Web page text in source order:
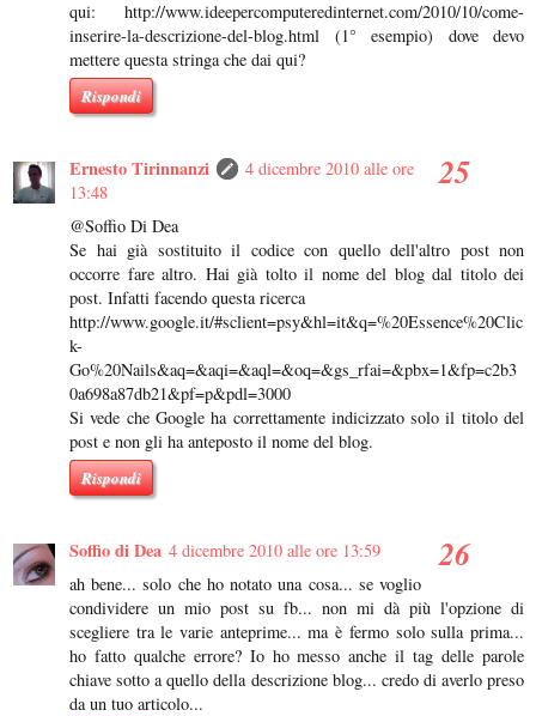
qui: http://www.ideepercomputeredinternet.com/2010/10/come-
inserire-la-descrizione-del-blog.html (1° esempio) dove devo
mettere questa stringa che dai qui?
Rispondi
Ernesto Tirinnanzi
4 dicembre 2010 alle ore
13:48
@Soffio Di Dea
Se hai già sostituito il codice con quello dell'altro post non
occorre fare altro. Hai già tolto il nome del blog dal titolo dei
post. Infatti facendo questa ricerca
http://www.google.it/#sclient=psy&hl=it&q=%20Essence%20Clic
k-
Go%20Nails&aq=&aqi=&aql=&oq=&gs_rfai=&pbx=1&fp=c2b3
0a698a87db21&pf=p&pdl=3000
Si vede che Google ha correttamente indicizzato solo il titolo del
post e non gli ha anteposto il nome del blog.
Rispondi
Soffio di Dea 4 dicembre 2010 alle ore 13:59
ah bene... solo che ho notato una cosa... se voglio
condividere un mio post su fb... non mi dà più l'opzione di
scegliere tra le varie anteprime... ma è fermo solo sulla prima...
ho fatto qualche errore? Io ho messo anche il tag delle parole
chiave sotto a quello della descrizione blog... credo di averlo preso
da un tuo articolo...